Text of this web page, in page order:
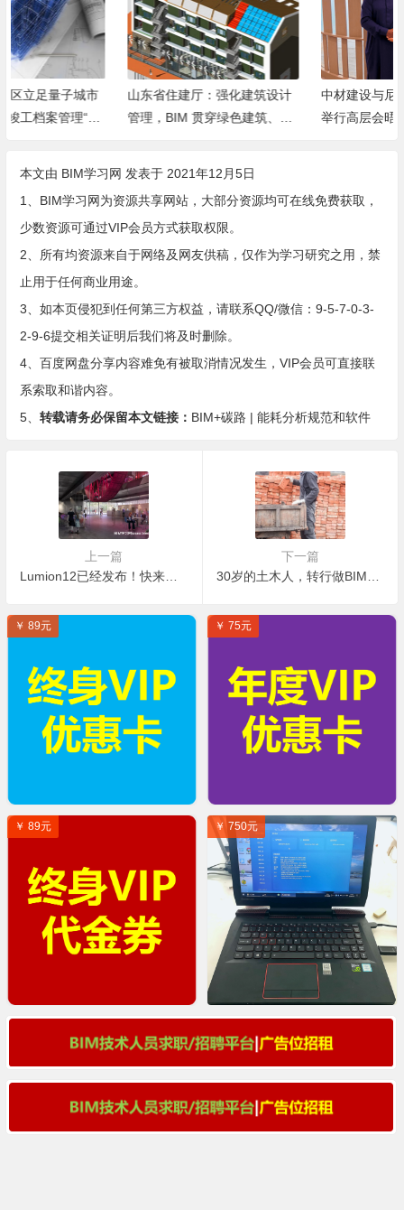
山东省住建厅：强化建筑设计
管理，BIM 贯穿绿色建筑、历
中材建设与尼日利亚BUA集团
举行高层会晤
本文由 BIM学习网 发表于 2021年12月5日
1、BIM学习网为资源共享网站，大部分资源均可在线免费获取，
少数资源可通过VIP会员方式获取权限。
2、所有均资源来自于网络及网友供稿，仅作为学习研究之用，禁
止用于任何商业用途。
3、如本页侵犯到任何第三方权益，请联系QQ/微信：9-5-7-0-3-
2-9-6提交相关证明后我们将及时删除。
4、百度网盘分享内容难免有被取消情况发生，VIP会员可直接联
系索取和谐内容。
5、 转载请务必保留本文链接： BIM+碳路 | 能耗分析规范和软件
上一篇
Lumion12已经发布！快来看看最新材质贴图有多逼真！
下一篇
￥ 89元 ￥ 75元
￥ 89元 ￥ 750元